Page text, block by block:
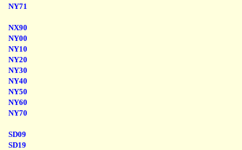
NY71
NX90
NY00
NY10
NY20
NY30
NY40
NY50
NY60
NY70
SD09
SD19